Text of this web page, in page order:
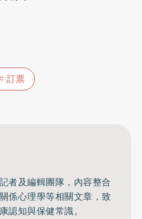
訂票
者及編輯團隊，內容整合
係心理學等相關文章，致
認知與保健常識。